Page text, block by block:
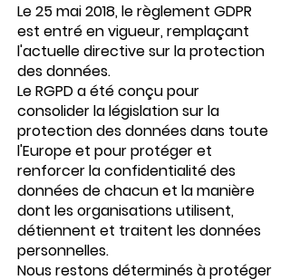
Le 25 mai 2018, le règlement GDPR
est entré en vigueur, remplaçant
l'actuelle directive sur la protection
des données.
Le RGPD a été conçu pour
consolider la législation sur la
protection des données dans toute
l'Europe et pour protéger et
renforcer la confidentialité des
données de chacun et la manière
dont les organisations utilisent,
détiennent et traitent les données
personnelles.
Nous restons déterminés à protéger